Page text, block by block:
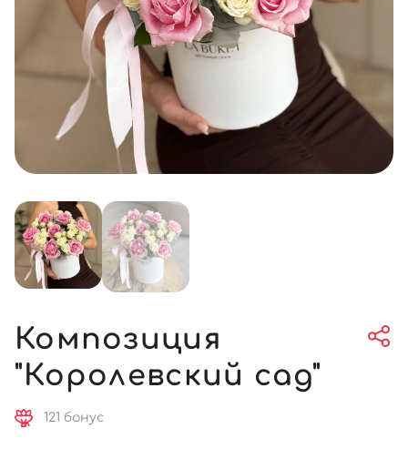
Композиция
"Королевский сад"
121 бонус